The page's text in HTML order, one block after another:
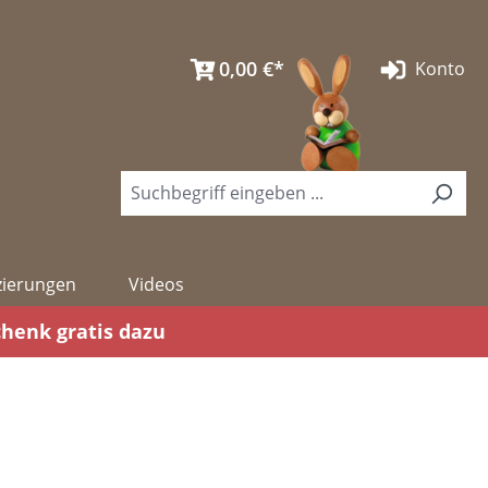
0,00 €* Konto
Videos
gratis dazu